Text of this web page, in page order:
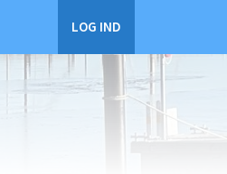
LOG IND